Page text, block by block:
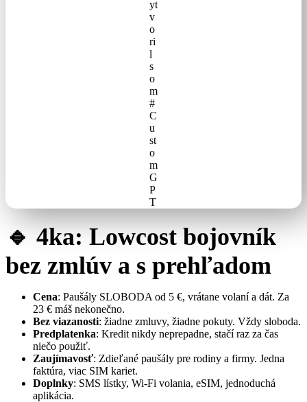
yt
v
o
ri
l
s
o
m
#
C
u
st
o
m
G
P
T
🔹 4ka: Lowcost bojovník
bez zmlúv a s prehľadom
Cena: Paušály SLOBODA od 5 €, vrátane volaní a dát. Za
23 € máš nekonečno.
Bez viazanosti: žiadne zmluvy, žiadne pokuty. Vždy sloboda.
Predplatenka: Kredit nikdy neprepadne, stačí raz za čas
niečo použiť.
Zaujímavosť: Zdieľané paušály pre rodiny a firmy. Jedna
faktúra, viac SIM kariet.
Doplnky: SMS lístky, Wi-Fi volania, eSIM, jednoduchá
aplikácia.